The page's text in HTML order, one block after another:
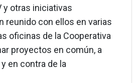
y otras iniciativas
reunido con ellos en varias
oficinas de la Cooperativa
proyectos en común, a
en contra de la